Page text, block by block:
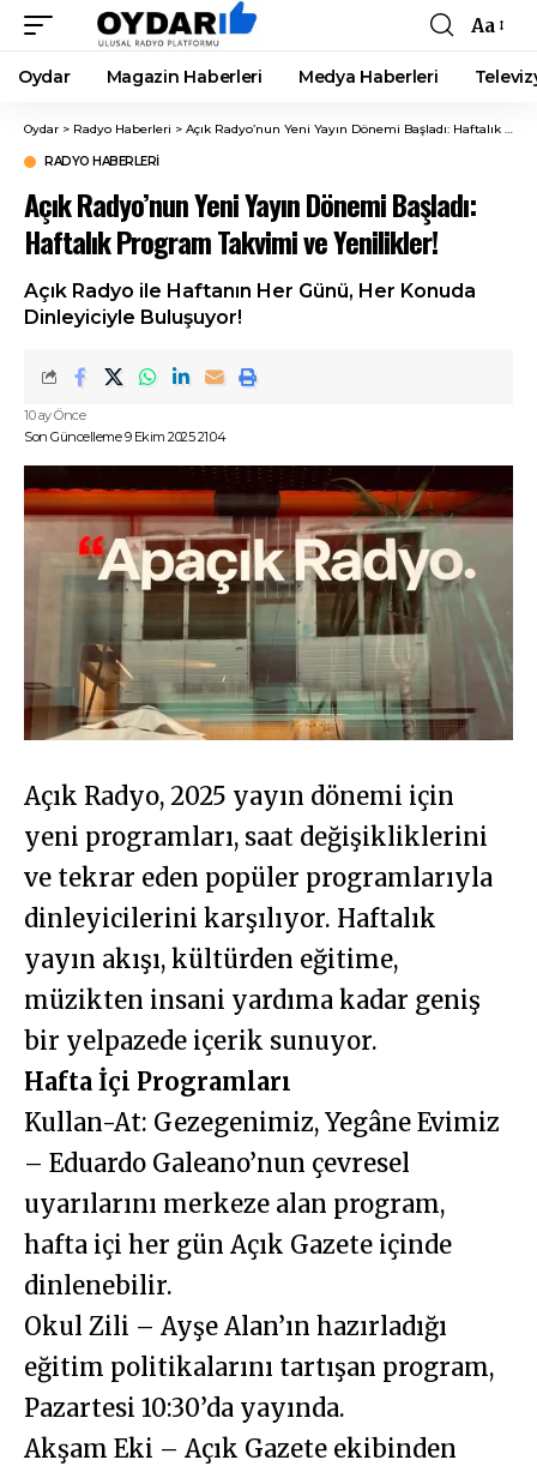
Font
Resizer
Aa
Oydar Magazin Haberleri Medya Haberleri
Oydar > Radyo Haberleri > Açık Radyo’nun Yeni Yayın Dönemi Başladı: Haftalık Program Takvimi ve Yenilikler!
RADYO HABERLERI
Açık Radyo’nun Yeni Yayın Dönemi Başladı:
Haftalık Program Takvimi ve Yenilikler!
Açık Radyo ile Haftanın Her Günü, Her Konuda
Dinleyiciyle Buluşuyor!
Son Güncelleme 9 Ekim 2025 21:04
10 ay Önce
Açık Radyo, 2025 yayın dönemi için
yeni programları, saat değişikliklerini
ve tekrar eden popüler programlarıyla
dinleyicilerini karşılıyor. Haftalık
yayın akışı, kültürden eğitime,
müzikten insani yardıma kadar geniş
bir yelpazede içerik sunuyor.
Hafta İçi Programları
Kullan-At: Gezegenimiz, Yegâne Evimiz
– Eduardo Galeano’nun çevresel
uyarılarını merkeze alan program,
hafta içi her gün Açık Gazete içinde
dinlenebilir.
Okul Zili – Ayşe Alan’ın hazırladığı
eğitim politikalarını tartışan program,
Pazartesi 10:30’da yayında.
Akşam Eki – Açık Gazete ekibinden